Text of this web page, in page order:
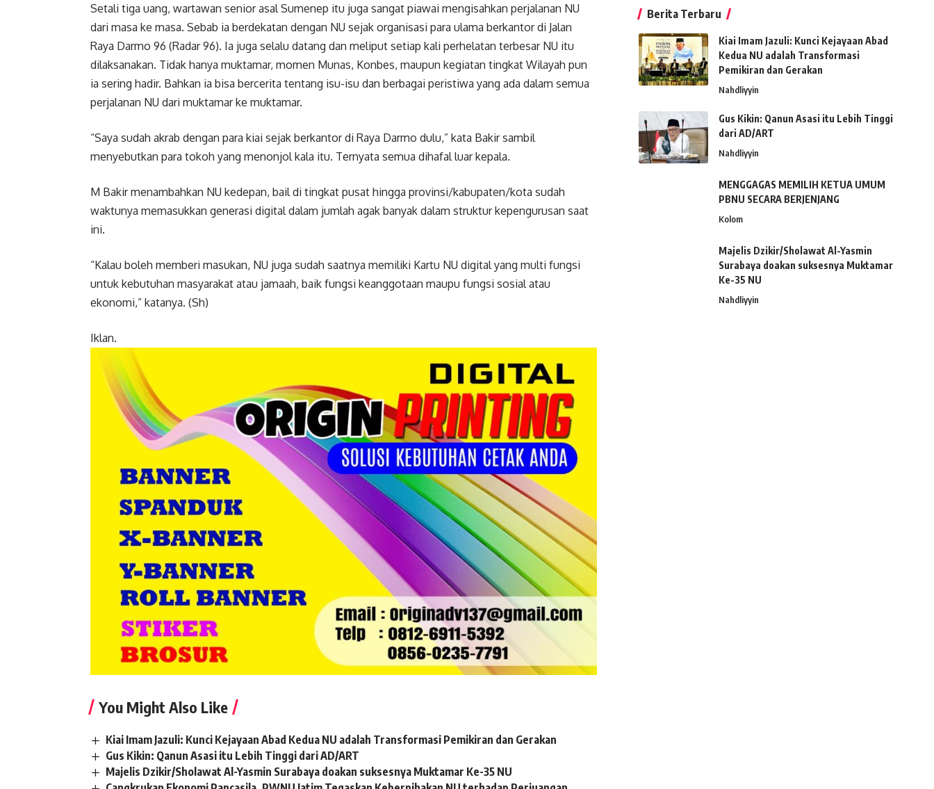
Setali tiga uang, wartawan senior asal Sumenep itu juga sangat piawai mengisahkan perjalanan NU
dari masa ke masa. Sebab ia berdekatan dengan NU sejak organisasi para ulama berkantor di Jalan
Raya Darmo 96 (Radar 96). Ia juga selalu datang dan meliput setiap kali perhelatan terbesar NU itu
dilaksanakan. Tidak hanya muktamar, momen Munas, Konbes, maupun kegiatan tingkat Wilayah pun
ia sering hadir. Bahkan ia bisa bercerita tentang isu-isu dan berbagai peristiwa yang ada dalam semua
perjalanan NU dari muktamar ke muktamar.
“Saya sudah akrab dengan para kiai sejak berkantor di Raya Darmo dulu,” kata Bakir sambil
menyebutkan para tokoh yang menonjol kala itu. Ternyata semua dihafal luar kepala.
M Bakir menambahkan NU kedepan, bail di tingkat pusat hingga provinsi/kabupaten/kota sudah
waktunya memasukkan generasi digital dalam jumlah agak banyak dalam struktur kepengurusan saat
ini.
“Kalau boleh memberi masukan, NU juga sudah saatnya memiliki Kartu NU digital yang multi fungsi
untuk kebutuhan masyarakat atau jamaah, baik fungsi keanggotaan maupu fungsi sosial atau
ekonomi,” katanya. (Sh)
Iklan.
You Might Also Like
Kiai Imam Jazuli: Kunci Kejayaan Abad Kedua NU adalah Transformasi Pemikiran dan Gerakan
Gus Kikin: Qanun Asasi itu Lebih Tinggi dari AD/ART
Majelis Dzikir/Sholawat Al-Yasmin Surabaya doakan suksesnya Muktamar Ke-35 NU
Berita Terbaru
Kiai Imam Jazuli: Kunci Kejayaan Abad
Kedua NU adalah Transformasi
Pemikiran dan Gerakan
Nahdliyyin
Gus Kikin: Qanun Asasi itu Lebih Tinggi
dari AD/ART
Nahdliyyin
MENGGAGAS MEMILIH KETUA UMUM
PBNU SECARA BERJENJANG
Kolom
Majelis Dzikir/Sholawat Al-Yasmin
Surabaya doakan suksesnya Muktamar
Ke-35 NU
Nahdliyyin